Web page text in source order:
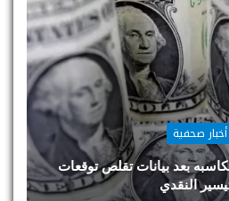
أخبار صحفية
بعد بيانات تقلص توقعات
النقدي